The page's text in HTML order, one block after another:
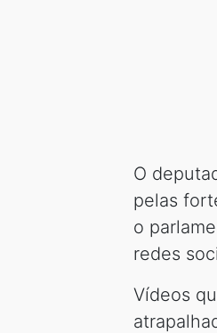
O
pelas
o
redes
Vídeos